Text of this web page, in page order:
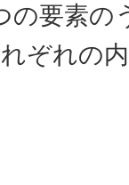
の要素
ぞれの